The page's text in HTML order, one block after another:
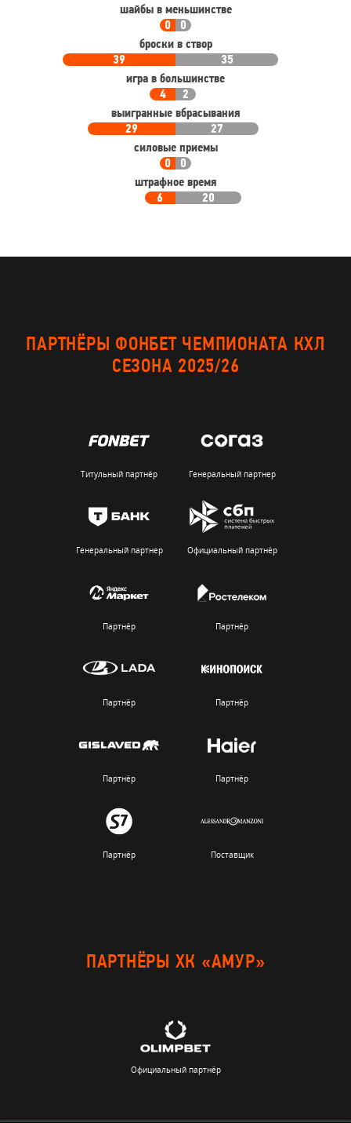
шайбы в меньшинстве
0
0
броски в створ
39
35
игра в большинстве
4
2
выигранные вбрасывания
29
27
силовые приемы
0
0
штрафное время
6
20
ПАРТНЁРЫ ФОНБЕТ ЧЕМПИОНАТА КХЛ
СЕЗОНА 2025/26
Титульный партнёр Генеральный партнер
Генеральный партнер Официальный партнёр
Партнёр Партнёр
Партнёр Партнёр
Партнёр Партнёр
Партнёр Поставщик
ПАРТНЁРЫ ХК «АМУР»
Официальный партнёр